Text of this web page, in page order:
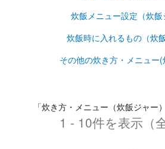
炊飯メニュー設定（炊飯
炊飯時に入れるもの（炊
その他の炊き方・メニュー
「炊き方・メニュー（炊飯ジャー
1 - 10件を表示（